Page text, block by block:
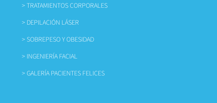
> TRATAMIENTOS CORPORALES
> DEPILACIÓN LÁSER
> SOBREPESO Y OBESIDAD
> INGENIERÍA FACIAL
> GALERÍA PACIENTES FELICES